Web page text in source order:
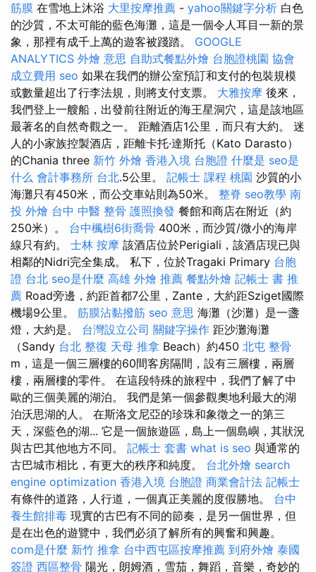
筋膜 在雪地上沐浴 大里按摩推薦 - yahoo關鍵字分析 白色
的沙質，不太可能的藍色海灘，這是一個令人耳目一新的景
象，那裡有成千上萬的遊客被踐踏。 GOOGLE
ANALYTICS 外燴 意思 自助式餐點外燴 台胞證桃園 協會
成立費用 seo 如果在我們的辦公室預訂和支付的包裝規模
或數量超出了行李法規，則將支付支票。 大雅按摩 後來，
我們登上一艘船，出發前往附近的海王星洞穴，這是該地區
最著名的自然奇觀之一。 距離酒店1公里，而只有大約。 迷
人的小家族控製酒店，距離卡托·達斯托（Kato Darasto）
的Chania three 新竹 外燴 香港入境 台胞證 什麼是 seo是
什么 會計事務所 台北.5公里。 記帳士 課程 桃園 沙質的小
海灘只有450米，而公交車站則為50米。 整脊 seo教學 南
投 外燴 台中 中醫 整骨 護照換發 餐館和商店在附近（約
250米）。 台中楓樹6街喬骨 400米，而沙質/微小的海岸
線只有約。 士林 按摩 該酒店位於Perigiali，該酒店現已與
相鄰的Nidri完全集成。 私下，位於Tragaki Primary 台胞
證 台北 seo是什麼 高雄 外燴 推薦 餐點外燴 記帳士 書 推
薦 Road旁邊，約距首都7公里，Zante，大約距Sziget國際
機場9公里。 筋膜沾黏撥筋 seo 意思 海灘（沙灘）是一盞
燈，大約是。 台灣設立公司 關鍵字操作 距沙灘海灘
（Sandy 台北 整復 天母 推拿 Beach）約450 北屯 整骨
m，這是一個三層樓的60間客房隔間，設有三層樓，兩層
樓，兩層樓的零件。 在這段特殊的旅程中，我們了解了中
歐的三個美麗的湖泊。 我們是第一個參觀奧地利最大的湖
泊沃思湖的人。 在斯洛文尼亞的珍珠和象徵之一的第三
天，深藍色的湖... 它是一個旅遊區，島上一個島嶼，其狀況
與古巴其他地方不同。 記帳士 套書 what is seo 與通常的
古巴城市相比，有更大的秩序和純度。 台北外燴 search
engine optimization 香港入境 台胞證 商業會計法 記帳士
有條件的道路，人行道，一個真正美麗的度假勝地。 台中
養生館排毒 現實的古巴有不同的節奏，是另一個世界，但
是在出色的遊覽中，我們必須了解所有的興奮和興趣。
com是什麼 新竹 推拿 台中西屯區按摩推薦 到府外燴 泰國
簽證 西區整骨 陽光，朗姆酒，雪茄，舞蹈，音樂，奇妙的